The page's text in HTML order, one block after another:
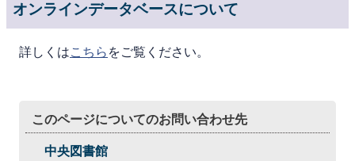
オンラインデータベースについて
詳しくはこちら をご覧ください。
このページについてのお問い合わせ先
中央図書館